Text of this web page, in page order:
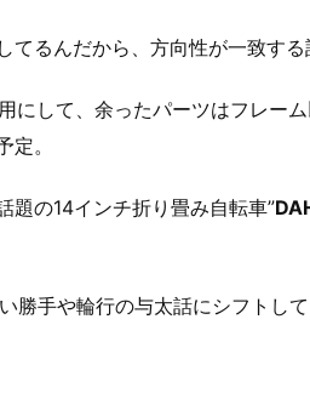
してるんだから、方向性が一致す
にして、余ったパーツはフレー
。
題の14インチ折り畳み自転車”
勝手や輪行の与太話にシフトし